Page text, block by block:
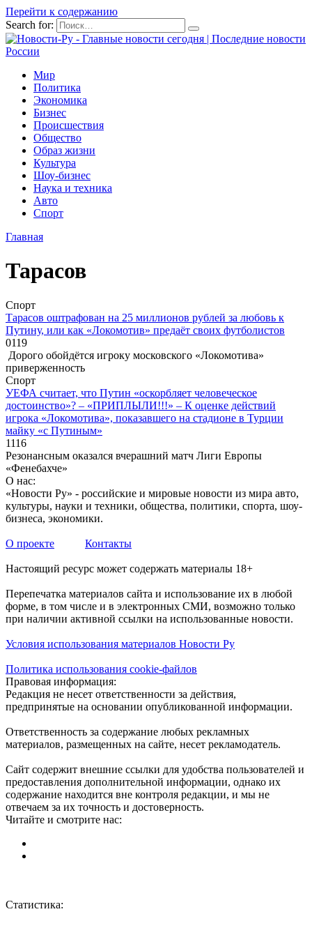
Перейти к содержанию
Search for:
Мир
Политика
Экономика
Бизнес
Происшествия
Общество
Образ жизни
Культура
Шоу-бизнес
Наука и техника
Авто
Спорт
Главная
Тарасов
Спорт
Тарасов оштрафован на 25 миллионов рублей за любовь к
Путину, или как «Локомотив» предаёт своих футболистов
0119
Дорого обойдётся игроку московского «Локомотива»
приверженность
Спорт
УЕФА считает, что Путин «оскорбляет человеческое
достоинство»? – «ПРИПЛЫЛИ!!!» – К оценке действий
игрока «Локомотива», показавшего на стадионе в Турции
майку «с Путиным»
1116
Резонансным оказался вчерашний матч Лиги Европы
«Фенебахче»
О нас:
«Новости Ру» - российские и мировые новости из мира авто,
культуры, науки и техники, общества, политики, спорта, шоу-
бизнеса, экономики.
О проекте Контакты
Настоящий ресурс может содержать материалы 18+
Перепечатка материалов сайта и использование их в любой
форме, в том числе и в электронных СМИ, возможно только
при наличии активной ссылки на использованные новости.
Условия использования материалов Новости Ру
Политика использования cookie-файлов
Правовая информация:
Редакция не несет ответственности за действия,
предпринятые на основании опубликованной информации.
Ответственность за содержание любых рекламных
материалов, размещенных на сайте, несет рекламодатель.
Сайт содержит внешние ссылки для удобства пользователей и
предоставления дополнительной информации, однако их
содержание находится вне контроля редакции, и мы не
отвечаем за их точность и достоверность.
Читайте и смотрите нас:
Статистика: